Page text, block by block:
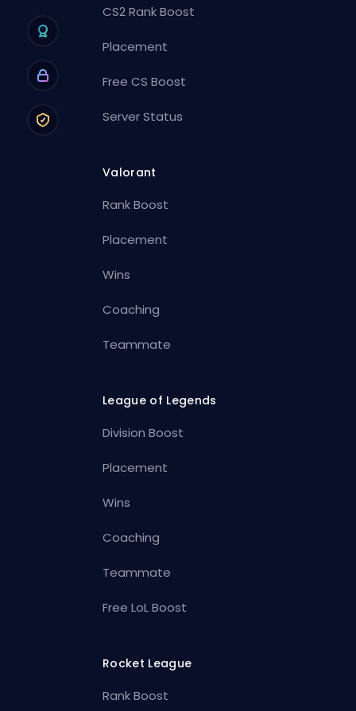
CS2 Rank Boost
Placement
Free CS Boost
Server Status
Valorant
Rank Boost
Placement
Wins
Coaching
Teammate
League of Legends
Division Boost
Placement
Wins
Coaching
Teammate
Free LoL Boost
Rocket League
Rank Boost